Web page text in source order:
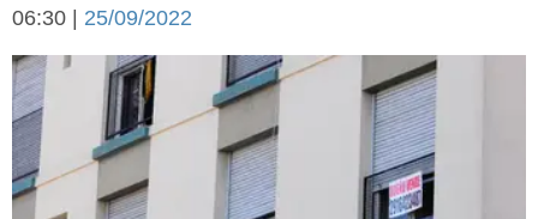
Economía y campo
Espacio empresas
Sociedad y tiempo
libre
Sociedad
Tecnología
Turismo
Salud
06:30 | 25/09/2022